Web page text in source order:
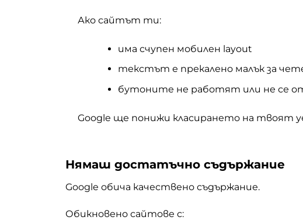
Ако сайтът ти:
има счупен мобилен layout
текстът е прекалено малък за
бутоните не работят или не се
Google ще понижи класирането на твоят
Нямаш достатъчно съдържание
Google обича качествено съдържание.
Обикновено сайтове с: